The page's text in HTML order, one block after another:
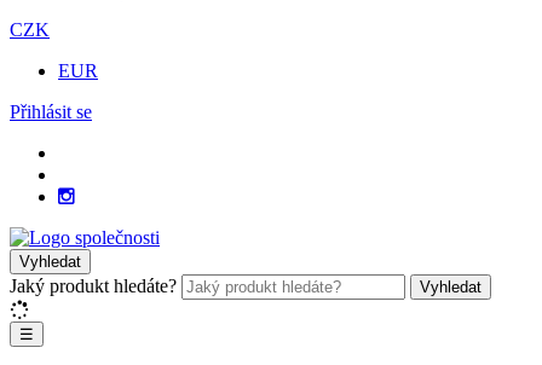
CZK
EUR
Přihlásit se
Vyhledat
Jaký produkt hledáte? Vyhledat
☰